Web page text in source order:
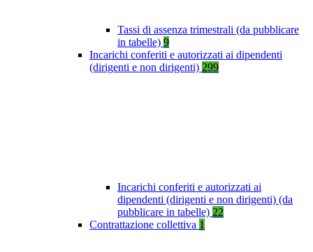
Tassi di assenza trimestrali (da pubblicare
in tabelle) 9
Incarichi conferiti e autorizzati ai dipendenti
(dirigenti e non dirigenti) 299
Incarichi conferiti e autorizzati ai
dipendenti (dirigenti e non dirigenti) (da
pubblicare in tabelle) 22
Contrattazione collettiva 1